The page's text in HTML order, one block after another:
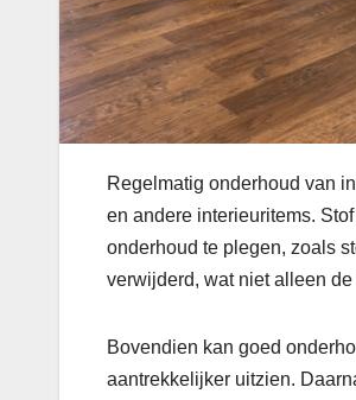
Regelmatig onderhoud van
en andere interieuritems.
onderhoud te plegen, zoals
verwijderd, wat niet alleen
Bovendien kan goed
aantrekkelijker uitzien.